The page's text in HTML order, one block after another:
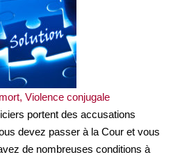
Violence conjugale
portent des accusations
devez passer à la Cour et vous
de nombreuses conditions à